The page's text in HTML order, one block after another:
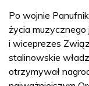
Po wojnie
życia
i wiceprezes
stalinowskie
otrzymywał